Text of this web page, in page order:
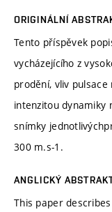
ORIGINÁLNÍ
Tento příspěvek
vycházejícího z
prodění, vliv
intenzitou dynamiky
snímky
300 m.s-1.
ANGLICKÝ
This paper